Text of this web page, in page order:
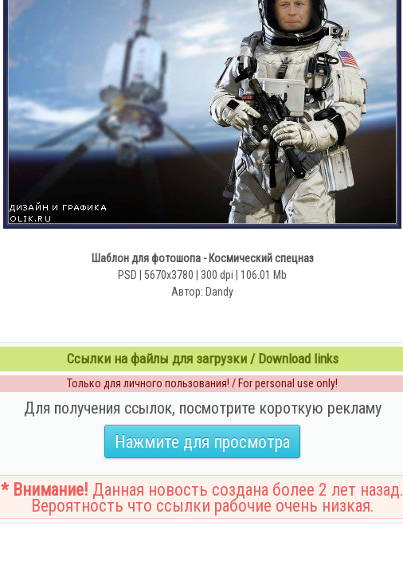
Шаблон для фотошопа - Космический спецназ
PSD | 5670x3780 | 300 dpi | 106.01 Mb
Автор: Dandy
Ссылки на файлы для загрузки / Download links
Только для личного пользования! / For personal use only!
Для получения ссылок, посмотрите короткую рекламу
Нажмите для просмотра
* Внимание! Данная новость создана более 2 лет назад.
Вероятность что ссылки рабочие очень низкая.